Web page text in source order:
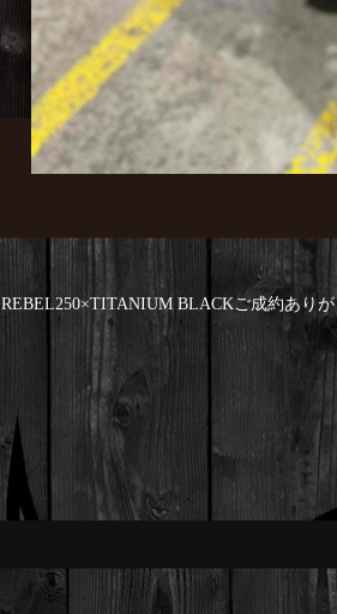
REBEL250×TITANIUM BLACKご成約あり